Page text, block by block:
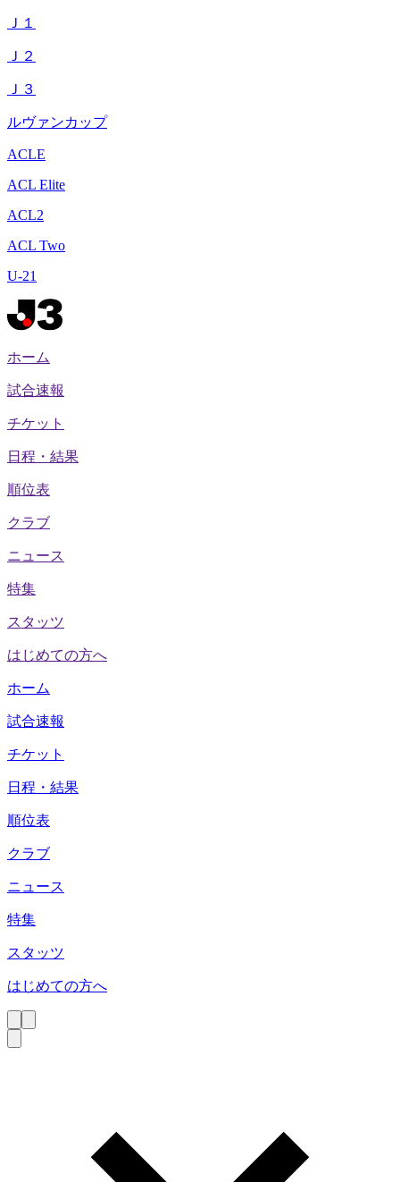
Ｊ１
Ｊ２
Ｊ３
ルヴァンカップ
ACLE
ACL Elite
ACL2
ACL Two
U-21
ホーム
試合速報
チケット
日程・結果
順位表
クラブ
ニュース
特集
スタッツ
はじめての方へ
ホーム
試合速報
チケット
日程・結果
順位表
クラブ
ニュース
特集
スタッツ
はじめての方へ